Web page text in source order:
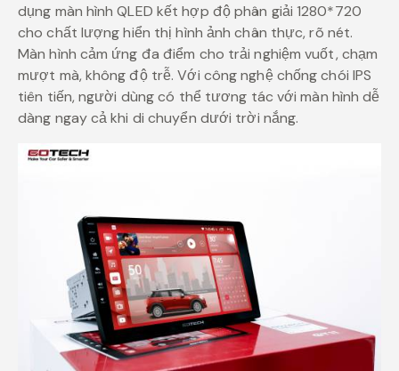
dụng màn hình QLED kết hợp độ phân giải 1280*720
cho chất lượng hiển thị hình ảnh chân thực, rõ nét.
Màn hình cảm ứng đa điểm cho trải nghiệm vuốt, chạm
mượt mà, không độ trễ. Với công nghệ chống chói IPS
tiên tiến, người dùng có thể tương tác với màn hình dễ
dàng ngay cả khi di chuyển dưới trời nắng.